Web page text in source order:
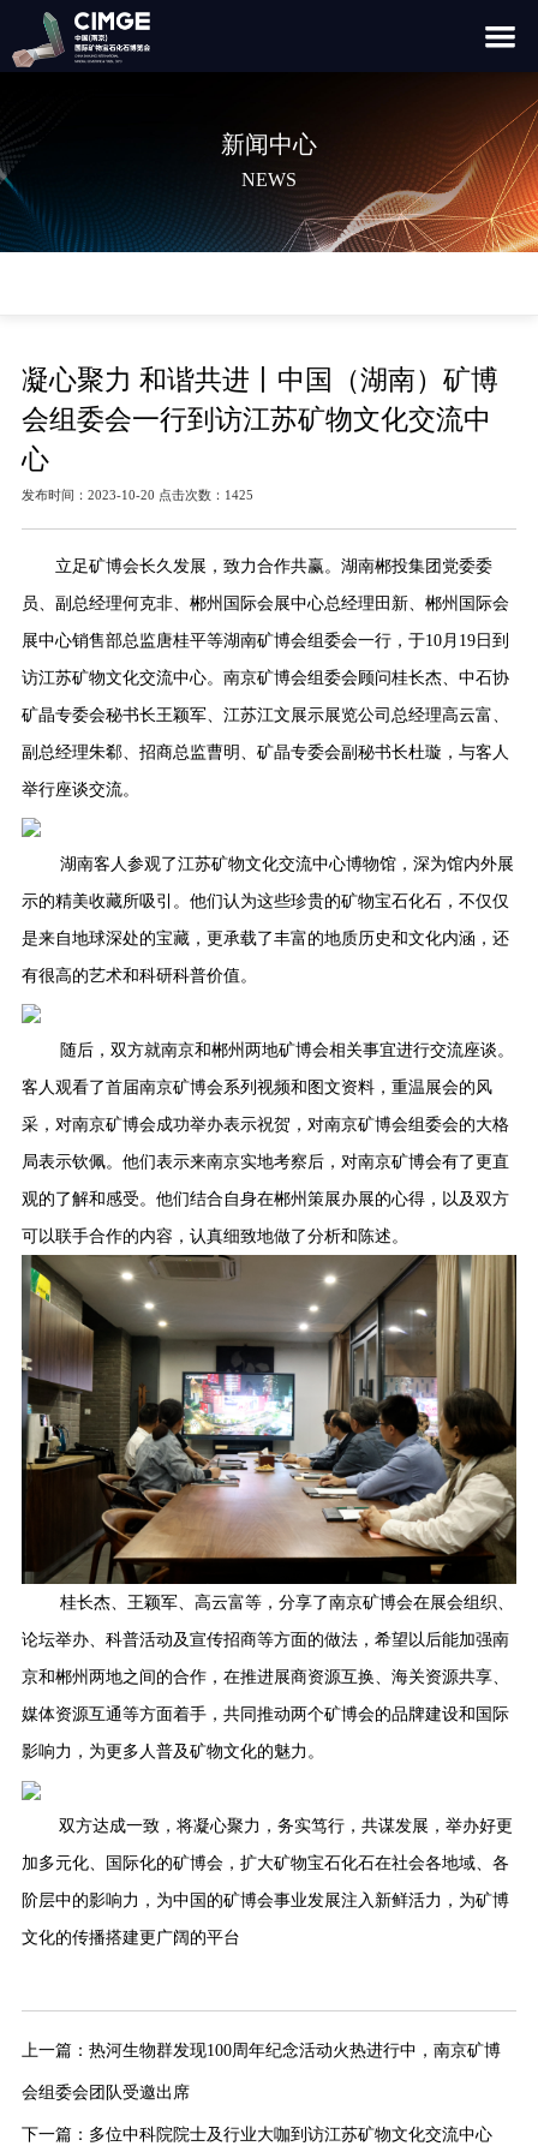
新闻中心
NEWS
凝心聚力 和谐共进丨中国（湖南）矿博
会组委会一行到访江苏矿物文化交流中
心
发布时间：2023-10-20 点击次数：1425
立足矿博会长久发展，致力合作共赢。湖南郴投集团党委委
员、副总经理何克非、郴州国际会展中心总经理田新、郴州国际会
展中心销售部总监唐桂平等湖南矿博会组委会一行，于10月19日到
访江苏矿物文化交流中心。 南京矿博会组委会顾问桂长杰、中石协
矿晶专委会秘书长王颖军、江苏江文展示展览公司总经理高云富、
副总经理朱郗、招商总监曹明、矿晶专委会副秘书长杜璇，与客人
举行座谈交流。
湖南客人参观了江苏矿物文化交流中心博物馆，深为馆内外展
示的精美收藏所吸引。他们认为这些珍贵的矿物宝石化石，不仅仅
是来自地球深处的宝藏，更承载了丰富的地质历史和文化内涵，还
有很高的艺术和科研科普价值。
随后，双方就南京和郴州两地矿博会相关事宜进行交流座谈。
客人观看了首届南京矿博会系列视频和图文资料，重温展会的风
采，对南京矿博会成功举办表示祝贺，对南京矿博会组委会的大格
局表示钦佩。他们表示来南京实地考察后，对南京矿博会有了更直
观的了解和感受。他们结合 自身在郴州策展办展的心得，以及双方
可以联手合作的内容，认真细致地做了分析和陈述。
桂长杰、王颖军、高云富等，分享了南京矿博会在展会组织、
论坛举办、科普活动及宣传招商等方面的做法，希望以后能加强南
京和郴州两地之间的合作，在推进展商资源互换、海关资源共享、
媒体资源互通等方面着手，共同推动两个矿博会的品牌建设和国际
影响力，为更多人普及矿物文化的魅力。
双方达成一致，将凝心聚力，务实笃行，共谋发展，举办好更
加多元化、国际化的矿博会，扩大矿物宝石化石在社会各地域、各
阶层中的影响力，为中国的矿博会事业发展注入新鲜活力，为矿博
文化的传播搭建更广阔的平台
上一篇： 热河生物群发现100周年纪念活动火热进行中，南京矿博
会组委会团队受邀出席
下一篇： 多位中科院院士及行业大咖到访江苏矿物文化交流中心